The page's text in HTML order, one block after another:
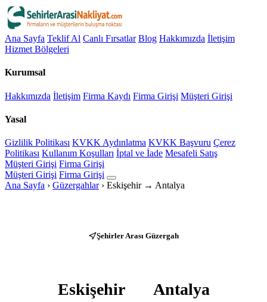
Ana Sayfa Teklif Al Canlı Fırsatlar Blog Hakkımızda İletişim
Hizmet Bölgeleri
Kurumsal
Hakkımızda İletişim Firma Kaydı Firma Girişi Müşteri Girişi
Yasal
Gizlilik Politikası KVKK Aydınlatma KVKK Başvuru Çerez
Politikası Kullanım Koşulları İptal ve İade Mesafeli Satış
Müşteri Girişi Firma Girişi
Müşteri Girişi Firma Girişi
Ana Sayfa › Güzergahlar › Eskişehir → Antalya
Şehirler Arası Güzergah
Eskişehir Antalya